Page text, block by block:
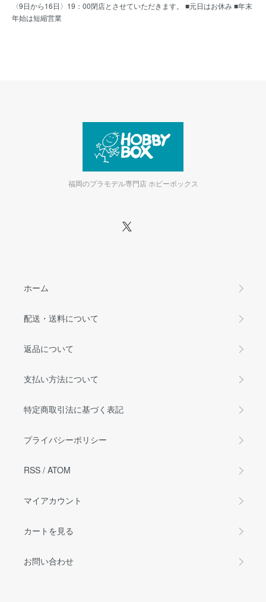
〈9日から16日〉19：00閉店とさせていただきます。 ■元日はお休み ■年末
年始は短縮営業
福岡のプラモデル専門店 ホビーボックス
ホーム
配送・送料について
返品について
支払い方法について
特定商取引法に基づく表記
プライバシーポリシー
RSS / ATOM
マイアカウント
カートを見る
お問い合わせ